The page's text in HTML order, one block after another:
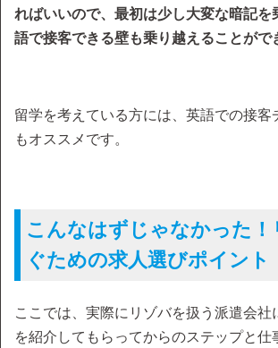
ればいいので、最初は少し大変な暗記を
語で接客できる壁も乗り越えることがで
留学を考えている方には、英語での接客
もオススメです。
こんなはずじゃなかった
ぐための求人選びポイント
ここでは、実際にリゾバを扱う派遣会社
を紹介してもらってからのステップと仕